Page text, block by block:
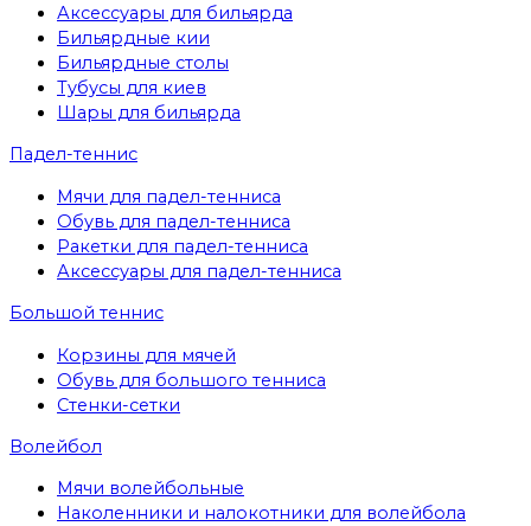
Аксессуары для бильярда
Бильярдные кии
Бильярдные столы
Тубусы для киев
Шары для бильярда
Падел-теннис
Мячи для падел-тенниса
Обувь для падел-тенниса
Ракетки для падел-тенниса
Аксессуары для падел-тенниса
Большой теннис
Корзины для мячей
Обувь для большого тенниса
Стенки-сетки
Волейбол
Мячи волейбольные
Наколенники и налокотники для волейбола